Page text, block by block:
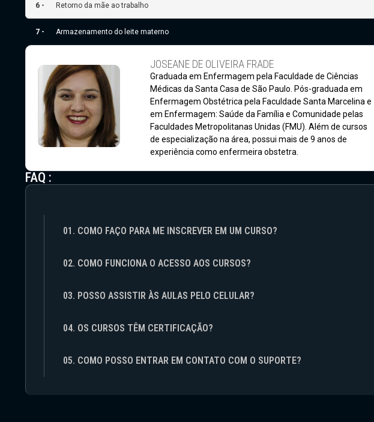
6 - Retorno da mãe ao trabalho
7 - Armazenamento do leite materno
JOSEANE DE OLIVEIRA FRADE
Graduada em Enfermagem pela Faculdade de Ciências
Médicas da Santa Casa de São Paulo. Pós-graduada em
Enfermagem Obstétrica pela Faculdade Santa Marcelina e
em Enfermagem: Saúde da Família e Comunidade pelas
Faculdades Metropolitanas Unidas (FMU). Além de cursos
de especialização na área, possui mais de 9 anos de
experiência como enfermeira obstetra.
FAQ :
01. COMO FAÇO PARA ME INSCREVER EM UM CURSO?
02. COMO FUNCIONA O ACESSO AOS CURSOS?
03. POSSO ASSISTIR ÀS AULAS PELO CELULAR?
04. OS CURSOS TÊM CERTIFICAÇÃO?
05. COMO POSSO ENTRAR EM CONTATO COM O SUPORTE?